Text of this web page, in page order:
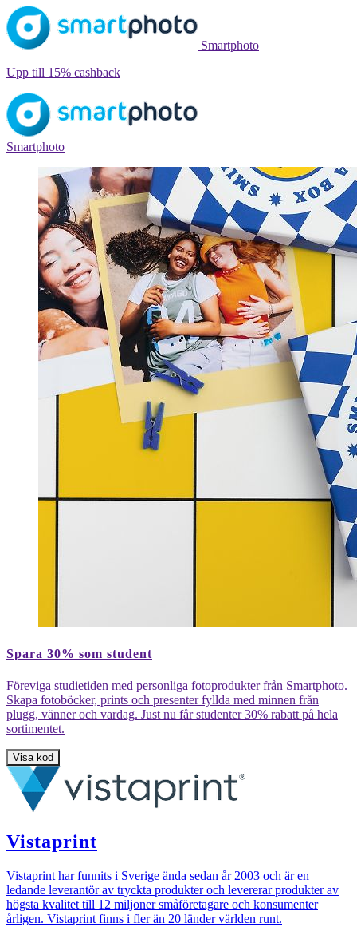
Smartphoto
Upp till 15% cashback
Smartphoto
av
gult-
och
vitt
rutmönster
med
en
blåvit
ask
med
gul
och
texten
in
a
box',
utspridda
Spara 30% som student
Föreviga studietiden med personliga fotoprodukter från Smartphoto.
Skapa fotoböcker, prints och presenter fyllda med minnen från
plugg, vänner och vardag. Just nu får studenter 30% rabatt på hela
sortimentet.
Visa kod
Vistaprint
Vistaprint har funnits i Sverige ända sedan år 2003 och är en
ledande leverantör av tryckta produkter och levererar produkter av
högsta kvalitet till 12 miljoner småföretagare och konsumenter
årligen. Vistaprint finns i fler än 20 länder världen runt.